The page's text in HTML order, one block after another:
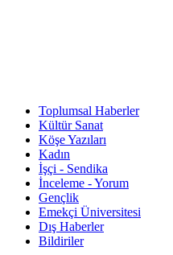
Toplumsal Haberler
Kültür Sanat
Köşe Yazıları
Kadın
İşçi - Sendika
İnceleme - Yorum
Gençlik
Emekçi Üniversitesi
Dış Haberler
Bildiriler